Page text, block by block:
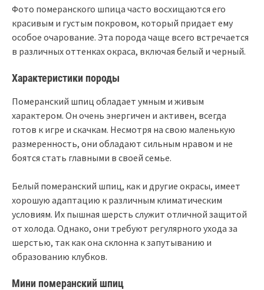
Фото померанского шпица часто восхищаются его
красивым и густым покровом, который придает ему
особое очарование. Эта порода чаще всего встречается
в различных оттенках окраса, включая белый и черный.
Характеристики породы
Померанский шпиц обладает умным и живым
характером. Он очень энергичен и активен, всегда
готов к игре и скачкам. Несмотря на свою маленькую
размеренность, они обладают сильным нравом и не
боятся стать главными в своей семье.
Белый померанский шпиц, как и другие окрасы, имеет
хорошую адаптацию к различным климатическим
условиям. Их пышная шерсть служит отличной защитой
от холода. Однако, они требуют регулярного ухода за
шерстью, так как она склонна к запутыванию и
образованию клубков.
Мини померанский шпиц